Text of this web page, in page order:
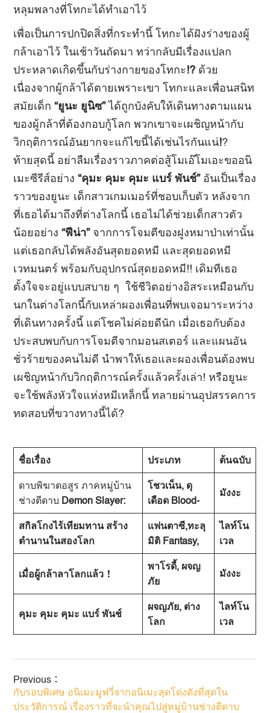
หลุมพลางที่โทกะได้ทำเอาไว้
เพื่อเป็นการปกปิดสิ่งที่กระทำนี้ โทกะได้ฝังร่างของผู้
กล้าเอาไว้ ในเช้าวันถัดมา ทว่ากลับมีเรื่องแปลก
ประหลาดเกิดขึ้นกับร่างกายของโทกะ !? ด้วย
เนื่องจากผู้กล้าได้ตายเพราะเขา โทกะและเพื่อนสนิท
สมัยเด็ก“ยูนะ ยูนิซ”ได้ถูกบังคับให้เดินทางตามแผน
ของผู้กล้าที่ต้องกอบกู้โลก พวกเขาจะเผชิญหน้ากับ
วิกฤติการณ์อันยากจะแก้ไขนี้ได้เช่นไรกันแน่!?
ท้ายสุดนี้ อย่าลืมเรื่องราวภาคต่อสู้โมเอ๊โมเอะขออนิ
เมะซีรีส์อย่าง “คุมะ คุมะ คุมะ แบร์ พันช์” อันเป็นเรื่อง
ราวของยูนะ เด็กสาวเกมเมอร์ที่ชอบเก็บตัว หลังจาก
ที่เธอได้มาถึงที่ต่างโลกนี้ เธอไม่ได้ช่วยเด็กสาวตัว
น้อยอย่าง“ฟีน่า”จากการโจมตีของฝูงหมาป่าเท่านั้น
แต่เธอกลับได้พลังอันสุดยอดหมี และสุดยอดหมี
เวทมนตร์ พร้อมกับอุปกรณ์สุดยอดหมี!! เดิมทีเธอ
ตั้งใจจะอยู่แบบสบาย ๆ ใช้ชีวิตอย่างอิสระเหมือนกับ
นกในต่างโลกนี้กับเหล่าผองเพื่อนที่พบเจอมาระหว่าง
ที่เดินทางครั้งนี้ แต่โชคไม่ค่อยดีนัก เมื่อเธอกับต้อง
ประสบพบกับการโจมตีจากมอนสเตอร์ และแผนอัน
ชั่วร้ายของคนไม่ดี นำพาให้เธอและผองเพื่อนต้องพบ
เผชิญหน้ากับวิกฤติการณ์ครั้งแล้วครั้งเล่า! หรือยูนะ
จะใช้พลังหัวใจแห่งหมีเหล็กนี้ ทลายผ่านอุปสรรคการ
ทดสอบที่ขวางทางนี้ได้?
ชื่อเรื่อง ประเภท ต้นฉบับ
ดาบพิฆาตอสูร ภาคหมู่บ้าน
ช่างตีดาบ Demon Slayer:
โชวเน็น, ดุ
เดือด Blood-
มังงะ
สกิลโกงไร้เทียมทาน สร้าง
ตำนานในสองโลก
แฟนตาซี,ทะลุ
มิติ Fantasy,
ไลท์โน
เวล
เมื่อผู้กล้าลาโลกแล้ว ！
พาโรดี้, ผจญ
ภัย
มังงะ
คุมะ คุมะ คุมะ แบร์ พันช์
ผจญภัย, ต่าง
โลก
ไลท์โน
เวล
Previous：
กับรอบพิเศษ อนิเมะมูฟวี่จากอนิเมะสุดโด่งดังที่สุดใน
ประวัติการณ์ เรื่องราวที่จะนำคุณไปสู่หมู่บ้านช่างตีดาบ